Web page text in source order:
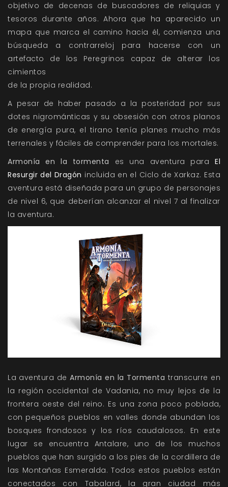
objetivo de decenas de buscadores de reliquias y
tesoros durante años. Ahora que ha aparecido un
mapa que marca el camino hacia él, comienza una
búsqueda a contrarreloj para hacerse con un
artefacto de los Peregrinos capaz de alterar los
cimientos
de la propia realidad.
A pesar de haber pasado a la posteridad por sus
dotes nigrománticas y su obsesión con otros planos
de energía pura, el tirano tenía planes mucho más
terrenales y fáciles de comprender para los mortales.
Armonía en la tormenta es una aventura para El
Resurgir del Dragón incluida en el Ciclo de Xarkaz. Esta
aventura está diseñada para un grupo de personajes
de nivel 6, que deberían alcanzar el nivel 7 al finalizar
la aventura.
La aventura deArmonía en la Tormenta transcurre en
la región occidental de Vadania, no muy lejos de la
frontera oeste del reino. Es una zona poco poblada,
con pequeños pueblos en valles donde abundan los
bosques frondosos y los ríos caudalosos. En este
lugar se encuentra Antalare, uno de los muchos
pueblos que han surgido a los pies de la cordillera de
las Montañas Esmeralda. Todos estos pueblos están
conectados con Tabalard, la gran ciudad más